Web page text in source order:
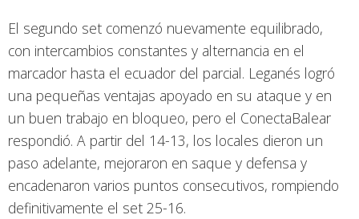
El segundo set comenzó nuevamente equilibrado,
con intercambios constantes y alternancia en el
marcador hasta el ecuador del parcial. Leganés logró
una pequeñas ventajas apoyado en su ataque y en
un buen trabajo en bloqueo, pero el ConectaBalear
respondió. A partir del 14-13, los locales dieron un
paso adelante, mejoraron en saque y defensa y
encadenaron varios puntos consecutivos, rompiendo
definitivamente el set 25-16.